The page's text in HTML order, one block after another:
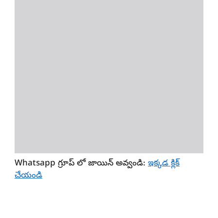
Whatsapp గ్రూప్ లో జాయిన్ అవ్వండి: ఇక్కడ క్లిక్
చేయండి